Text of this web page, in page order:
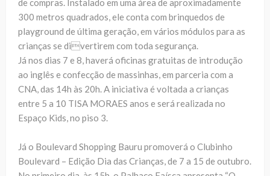
300 metros quadrados, ele conta com brinquedos de
playground de última geração, em vários módulos para as
crianças se divertirem com toda segurança.
Já nos dias 7 e 8, haverá oficinas gratuitas de introdução
ao inglês e confecção de massinhas, em parceria com a
CNA, das 14h às 20h. A iniciativa é voltada a crianças
entre 5 a 10 TISA MORAES anos e será realizada no
Espaço Kids, no piso 3.
Já o Boulevard Shopping Bauru promoverá o Clubinho
Boulevard – Edição Dia das Crianças, de 7 a 15 de outubro.